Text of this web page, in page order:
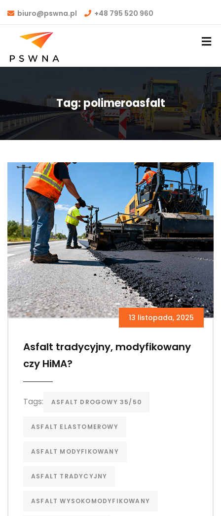
biuro@pswna.pl +48 795 520 960
Tag: polimeroasfalt
13 listopada, 2025
Asfalt tradycyjny, modyfikowany
czy HiMA?
Tags: ASFALT DROGOWY 35/50
ASFALT ELASTOMEROWY
ASFALT MODYFIKOWANY
ASFALT TRADYCYJNY
ASFALT WYSOKOMODYFIKOWANY